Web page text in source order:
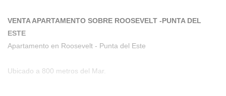
VENTA APARTAMENTO SOBRE ROOSEVELT -PUNTA DEL
ESTE
Apartamento en Roosevelt - Punta del Este
Ubicado a 800 metros del Mar.